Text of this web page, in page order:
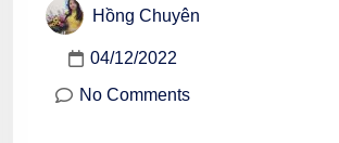
Hồng Chuyên
04/12/2022
No Comments